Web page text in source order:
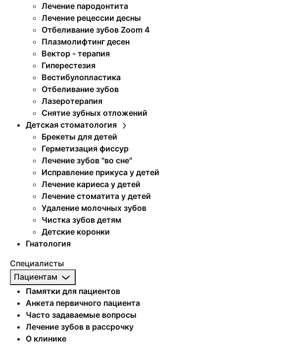
Лечение пародонтита
Лечение рецессии десны
Отбеливание зубов Zoom 4
Плазмолифтинг десен
Вектор - терапия
Гиперестезия
Вестибулопластика
Отбеливание зубов
Лазеротерапия
Снятие зубных отложений
Детская стоматология
Брекеты для детей
Герметизация фиссур
Лечение зубов "во сне"
Исправление прикуса у детей
Лечение кариеса у детей
Лечение стоматита у детей
Удаление молочных зубов
Чистка зубов детям
Детские коронки
Гнатология
Специалисты
Пациентам
Памятки для пациентов
Анкета первичного пациента
Часто задаваемые вопросы
Лечение зубов в рассрочку
О клинике